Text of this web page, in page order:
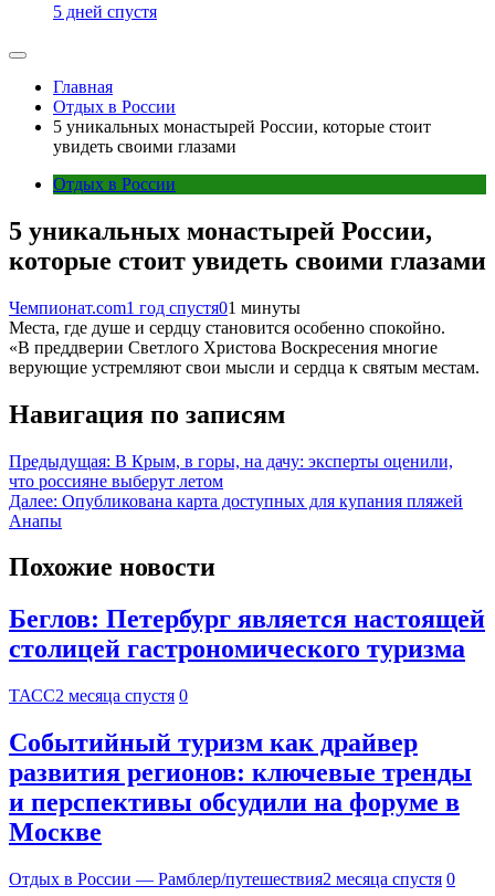
5 дней спустя
Главная
Отдых в России
5 уникальных монастырей России, которые стоит
увидеть своими глазами
Отдых в России
5 уникальных монастырей России,
которые стоит увидеть своими глазами
Чемпионат.com1 год спустя01 минуты
Места, где душе и сердцу становится особенно спокойно.
«В преддверии Светлого Христова Воскресения многие
верующие устремляют свои мысли и сердца к святым местам.
Навигация по записям
Предыдущая: В Крым, в горы, на дачу: эксперты оценили,
что россияне выберут летом
Далее: Опубликована карта доступных для купания пляжей
Анапы
Похожие новости
Беглов: Петербург является настоящей
столицей гастрономического туризма
ТАСС2 месяца спустя 0
Событийный туризм как драйвер
развития регионов: ключевые тренды
и перспективы обсудили на форуме в
Москве
Отдых в России — Рамблер/путешествия2 месяца спустя 0